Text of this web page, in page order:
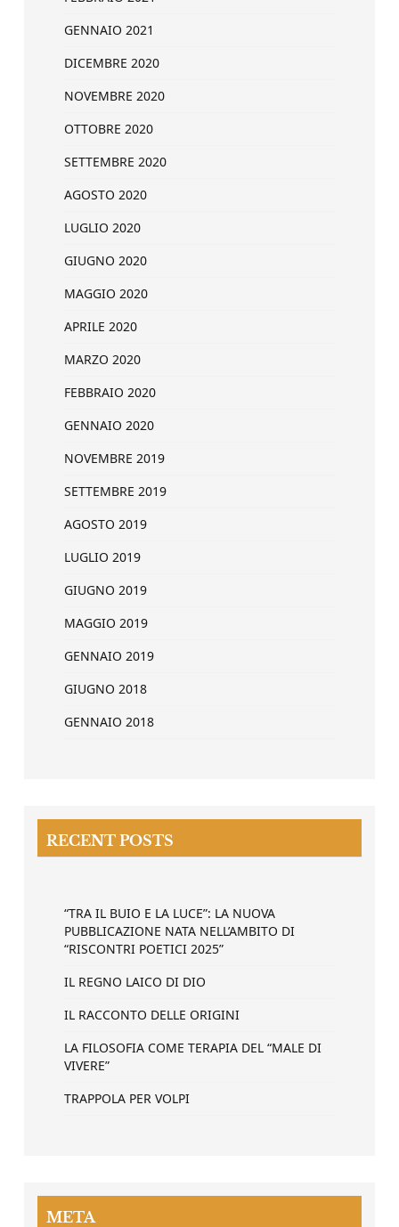
GENNAIO 2021
DICEMBRE 2020
NOVEMBRE 2020
OTTOBRE 2020
SETTEMBRE 2020
AGOSTO 2020
LUGLIO 2020
GIUGNO 2020
MAGGIO 2020
APRILE 2020
MARZO 2020
FEBBRAIO 2020
GENNAIO 2020
NOVEMBRE 2019
SETTEMBRE 2019
AGOSTO 2019
LUGLIO 2019
GIUGNO 2019
MAGGIO 2019
GENNAIO 2019
GIUGNO 2018
GENNAIO 2018
RECENT POSTS
“TRA IL BUIO E LA LUCE”: LA NUOVA
PUBBLICAZIONE NATA NELL’AMBITO DI
“RISCONTRI POETICI 2025”
IL REGNO LAICO DI DIO
IL RACCONTO DELLE ORIGINI
LA FILOSOFIA COME TERAPIA DEL “MALE DI
VIVERE”
TRAPPOLA PER VOLPI
META